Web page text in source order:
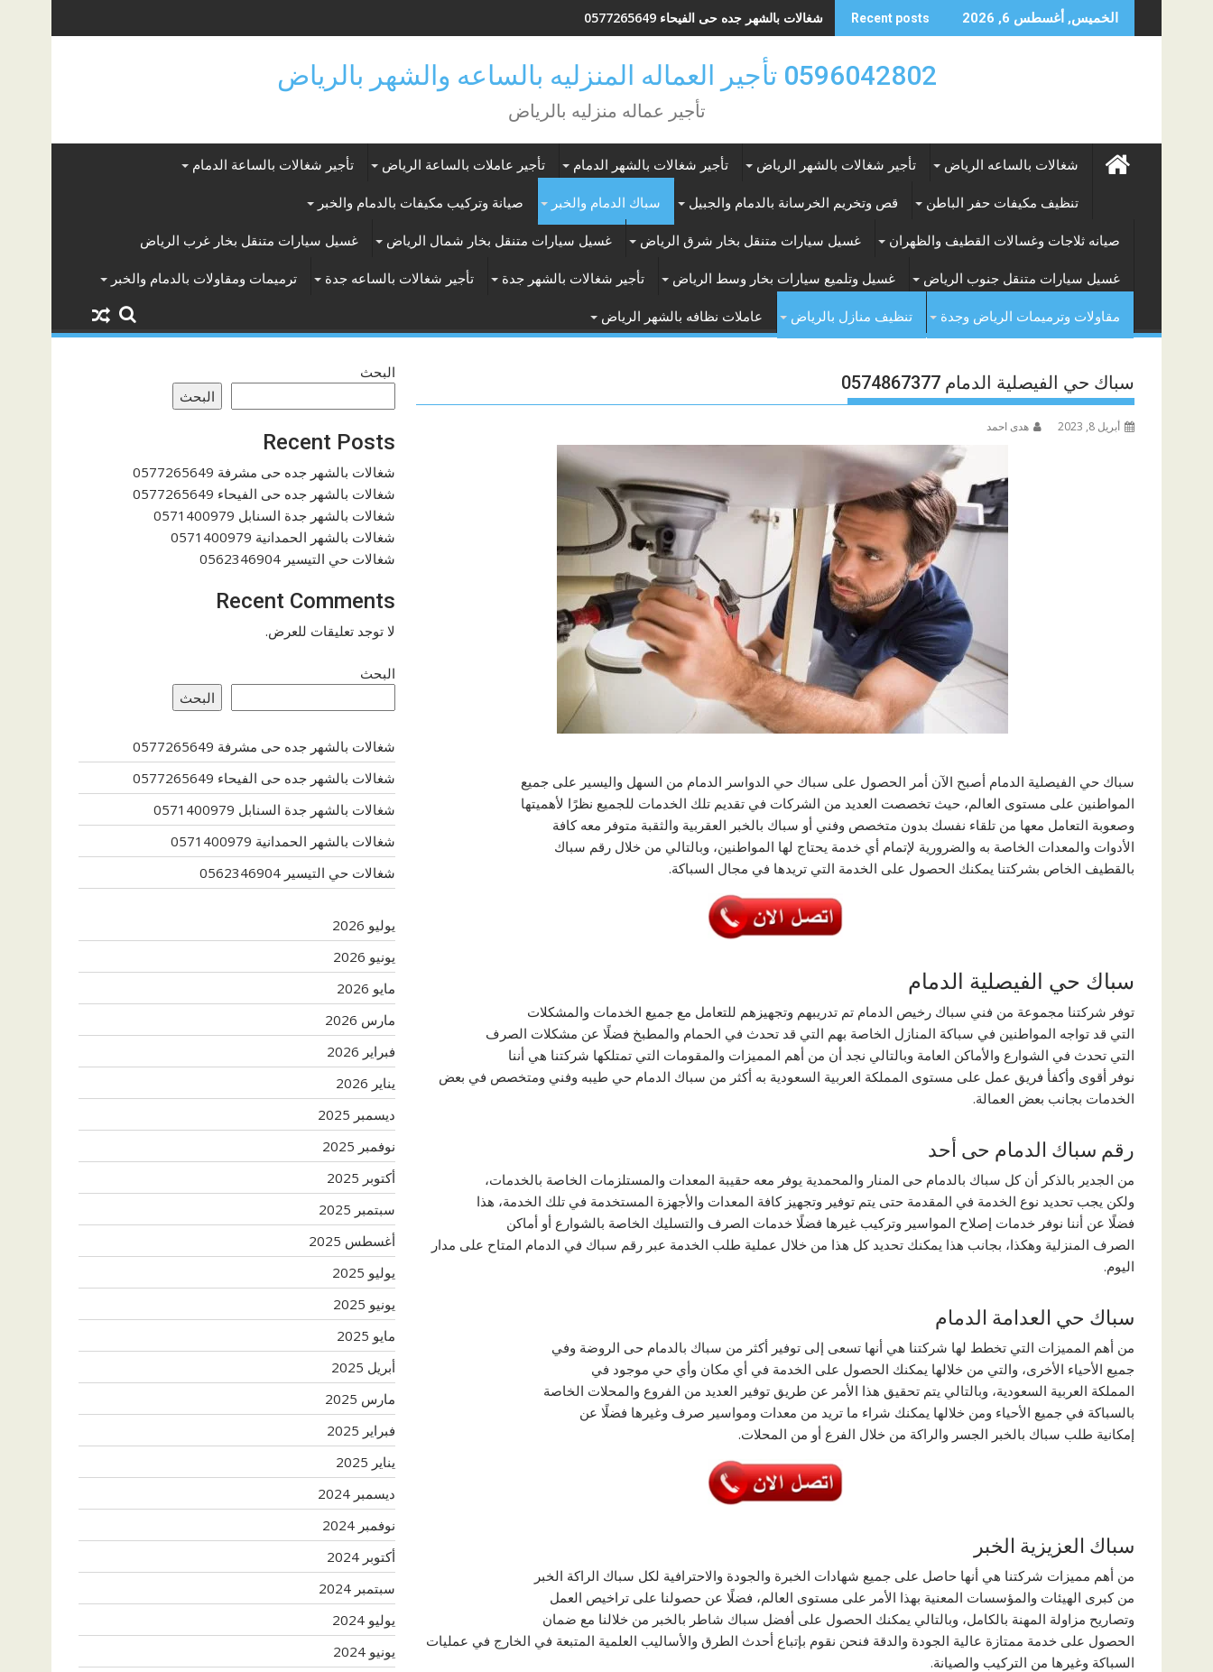
to
الخميس, أغسطس 6, 2026 Recent posts شغالات بالشهر جده حى الفيحاء 0577265649
0596042802 تأجير العماله المنزليه بالساعه والشهر بالرياض
تأجير عماله منزليه بالرياض
شغالات بالساعه الرياض تأجير شغالات بالشهر الرياض تأجير شغالات بالشهر الدمام تأجير عاملات بالساعة الرياض تأجير شغالات بالساعة الدمام
تنظيف مكيفات حفر الباطن قص وتخريم الخرسانة بالدمام والجبيل سباك الدمام والخبر صيانة وتركيب مكيفات بالدمام والخبر
صيانه ثلاجات وغسالات القطيف والظهران غسيل سيارات متنقل بخار شرق الرياض غسيل سيارات متنقل بخار شمال الرياض غسيل سيارات متنقل بخار غرب الرياض
غسيل سيارات متنقل جنوب الرياض غسيل وتلميع سيارات بخار وسط الرياض تأجير شغالات بالشهر جدة تأجير شغالات بالساعه جدة ترميمات ومقاولات بالدمام والخبر
مقاولات وترميمات الرياض وجدة تنظيف منازل بالرياض عاملات نظافه بالشهر الرياض
سباك حي الفيصلية الدمام 0574867377
أبريل 8, 2023 هدى احمد
سباك حي الفيصلية الدمام أصبح الآن أمر الحصول على سباك حي الدواسر الدمام من السهل واليسير على جميع
المواطنين على مستوى العالم، حيث تخصصت العديد من الشركات في تقديم تلك الخدمات للجميع نظرًا لأهميتها
وصعوبة التعامل معها من تلقاء نفسك بدون متخصص وفني أو سباك بالخبر العقربية والثقبة متوفر معه كافة
الأدوات والمعدات الخاصة به والضرورية لإتمام أي خدمة يحتاج لها المواطنين، وبالتالي من خلال رقم سباك
بالقطيف الخاص بشركتنا يمكنك الحصول على الخدمة التي تريدها في مجال السباكة.
سباك حي الفيصلية الدمام
توفر شركتنا مجموعة من فني سباك رخيص الدمام تم تدريبهم وتجهيزهم للتعامل مع جميع الخدمات والمشكلات
التي قد تواجه المواطنين في سباكة المنازل الخاصة بهم التي قد تحدث في الحمام والمطبخ فضلًا عن مشكلات الصرف
التي تحدث في الشوارع والأماكن العامة وبالتالي نجد أن من أهم المميزات والمقومات التي تمتلكها شركتنا هي أننا
نوفر أقوى وأكفأ فريق عمل على مستوى المملكة العربية السعودية به أكثر من سباك الدمام حي طيبه وفني ومتخصص في بعض
الخدمات بجانب بعض العمالة.
رقم سباك الدمام حى أحد
من الجدير بالذكر أن كل سباك بالدمام حى المنار والمحمدية يوفر معه حقيبة المعدات والمستلزمات الخاصة بالخدمات،
ولكن يجب تحديد نوع الخدمة في المقدمة حتى يتم توفير وتجهيز كافة المعدات والأجهزة المستخدمة في تلك الخدمة، هذا
فضلًا عن أننا نوفر خدمات إصلاح المواسير وتركيب غيرها فضلًا خدمات الصرف والتسليك الخاصة بالشوارع أو أماكن
الصرف المنزلية وهكذا، بجانب هذا يمكنك تحديد كل هذا من خلال عملية طلب الخدمة عبر رقم سباك في الدمام المتاح على مدار
اليوم.
سباك حي العدامة الدمام
من أهم المميزات التي تخطط لها شركتنا هي أنها تسعى إلى توفير أكثر من سباك بالدمام حى الروضة وفي
جميع الأحياء الأخرى، والتي من خلالها يمكنك الحصول على الخدمة في أي مكان وأي حي موجود في
المملكة العربية السعودية، وبالتالي يتم تحقيق هذا الأمر عن طريق توفير العديد من الفروع والمحلات الخاصة
بالسباكة في جميع الأحياء ومن خلالها يمكنك شراء ما تريد من معدات ومواسير صرف وغيرها فضلًا عن
إمكانية طلب سباك بالخبر الجسر والراكة من خلال الفرع أو من المحلات.
سباك العزيزية الخبر
من أهم مميزات شركتنا هي أنها حاصل على جميع شهادات الخبرة والجودة والاحترافية لكل سباك الراكة الخبر
من كبرى الهيئات والمؤسسات المعنية بهذا الأمر على مستوى العالم، فضلًا عن حصولنا على تراخيص العمل
وتصاريح مزاولة المهنة بالكامل، وبالتالي يمكنك الحصول على أفضل سباك شاطر بالخبر من خلالنا مع ضمان
الحصول على خدمة ممتازة عالية الجودة والدقة فنحن نقوم بإتباع أحدث الطرق والأساليب العلمية المتبعة في الخارج في عمليات
السباكة وغيرها من التركيب والصيانة.
البحث
البحث
Recent Posts
شغالات بالشهر جده حى مشرفة 0577265649
شغالات بالشهر جده حى الفيحاء 0577265649
شغالات بالشهر جدة السنابل 0571400979
شغالات بالشهر الحمدانية 0571400979
شغالات حي التيسير 0562346904
Recent Comments
لا توجد تعليقات للعرض.
البحث
البحث
شغالات بالشهر جده حى مشرفة 0577265649
شغالات بالشهر جده حى الفيحاء 0577265649
شغالات بالشهر جدة السنابل 0571400979
شغالات بالشهر الحمدانية 0571400979
شغالات حي التيسير 0562346904
يوليو 2026
يونيو 2026
مايو 2026
مارس 2026
فبراير 2026
يناير 2026
ديسمبر 2025
نوفمبر 2025
أكتوبر 2025
سبتمبر 2025
أغسطس 2025
يوليو 2025
يونيو 2025
مايو 2025
أبريل 2025
مارس 2025
فبراير 2025
يناير 2025
ديسمبر 2024
نوفمبر 2024
أكتوبر 2024
سبتمبر 2024
يوليو 2024
يونيو 2024